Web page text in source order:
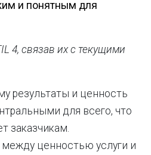
и понятным для
4, связав их с текущими
результаты и ценность
для всего, что
заказчикам.
между ценностью услуги и